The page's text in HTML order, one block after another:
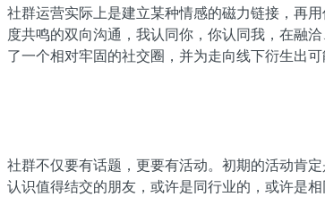
社群运营实际上是建立某种情感的磁力链接，再
度共鸣的双向沟通，我认同你，你认同我，在融
了一个相对牢固的社交圈，并为走向线下衍生出可
社群不仅要有话题，更要有活动。初期的活动肯
认识值得结交的朋友，或许是同行业的，或许是